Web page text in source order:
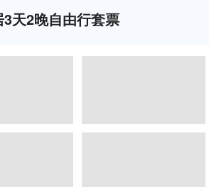
天2晚自由行套票